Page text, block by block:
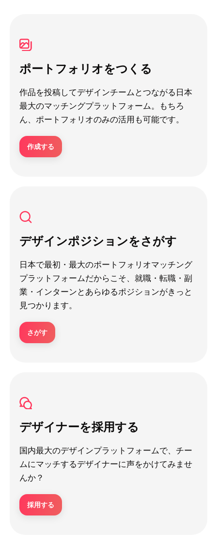
ポートフォリオをつくる
作品を投稿してデザインチームとつながる日本
最大のマッチングプラットフォーム。もちろ
ん、ポートフォリオのみの活用も可能です。
作成する
デザインポジションをさがす
日本で最初・最大のポートフォリオマッチング
プラットフォームだからこそ、就職・転職・副
業・インターンとあらゆるポジションがきっと
見つかります。
さがす
デザイナーを採用する
国内最大のデザインプラットフォームで、チー
ムにマッチするデザイナーに声をかけてみませ
んか？
採用する